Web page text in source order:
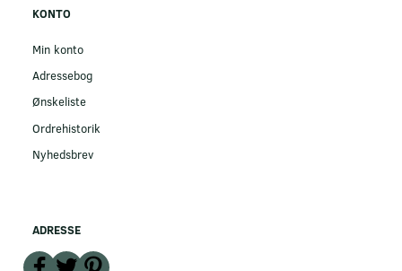
KONTO
Min konto
Adressebog
Ønskeliste
Ordrehistorik
Nyhedsbrev
ADRESSE